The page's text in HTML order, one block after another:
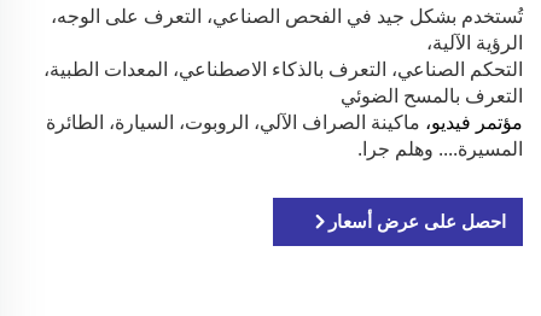
تُستخدم بشكل جيد في الفحص الصناعي، التعرف على الوجه،
الرؤية الآلية،
التحكم الصناعي، التعرف بالذكاء الاصطناعي، المعدات الطبية،
التعرف بالمسح الضوئي
مؤتمر فيديو، ماكينة الصراف الآلي، الروبوت، السيارة، الطائرة
المسيرة.... وهلم جرا.
احصل على عرض أسعار